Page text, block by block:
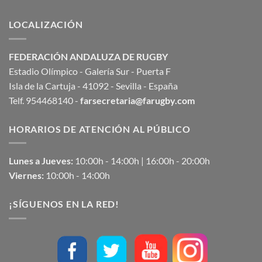
LOCALIZACIÓN
FEDERACIÓN ANDALUZA DE RUGBY
Estadio Olímpico - Galería Sur - Puerta F
Isla de la Cartuja - 41092 - Sevilla - España
Telf. 954468140 - farsecretaria@farugby.com
HORARIOS DE ATENCIÓN AL PÚBLICO
Lunes a Jueves: 10:00h - 14:00h | 16:00h - 20:00h
Viernes: 10:00h - 14:00h
¡SÍGUENOS EN LA RED!